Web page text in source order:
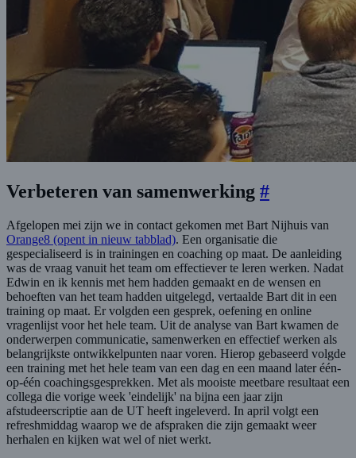
Verbeteren van samenwerking #
Afgelopen mei zijn we in contact gekomen met Bart Nijhuis van
Orange8 (opent in nieuw tabblad). Een organisatie die
gespecialiseerd is in trainingen en coaching op maat. De aanleiding
was de vraag vanuit het team om effectiever te leren werken. Nadat
Edwin en ik kennis met hem hadden gemaakt en de wensen en
behoeften van het team hadden uitgelegd, vertaalde Bart dit in een
training op maat. Er volgden een gesprek, oefening en online
vragenlijst voor het hele team. Uit de analyse van Bart kwamen de
onderwerpen communicatie, samenwerken en effectief werken als
belangrijkste ontwikkelpunten naar voren. Hierop gebaseerd volgde
een training met het hele team van een dag en een maand later één-
op-één coachingsgesprekken. Met als mooiste meetbare resultaat een
collega die vorige week 'eindelijk' na bijna een jaar zijn
afstudeerscriptie aan de UT heeft ingeleverd. In april volgt een
refreshmiddag waarop we de afspraken die zijn gemaakt weer
herhalen en kijken wat wel of niet werkt.